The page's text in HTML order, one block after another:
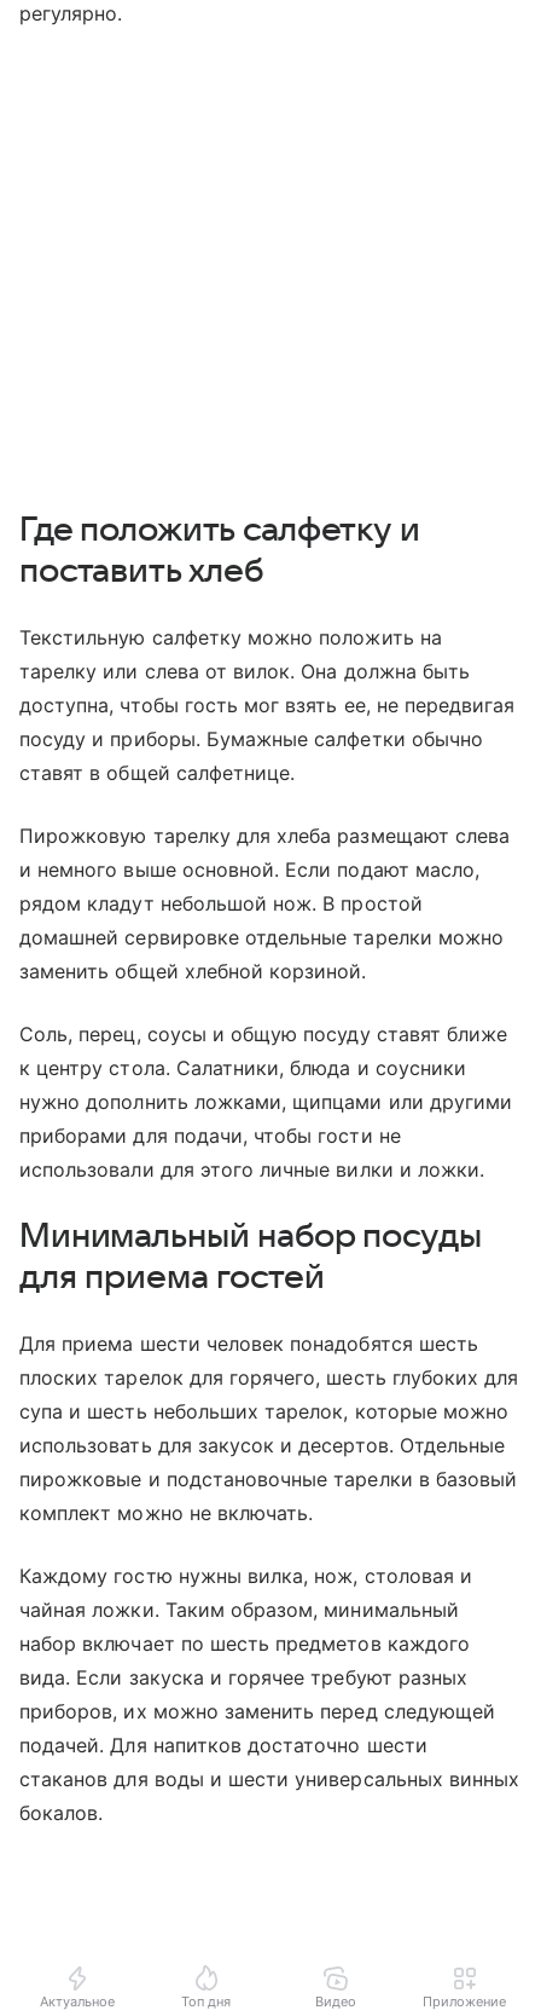
регулярно.
Где положить салфетку и
поставить хлеб
Текстильную салфетку можно положить на
тарелку или слева от вилок. Она должна быть
доступна, чтобы гость мог взять ее, не передвигая
посуду и приборы. Бумажные салфетки обычно
ставят в общей салфетнице.
Пирожковую тарелку для хлеба размещают слева
и немного выше основной. Если подают масло,
рядом кладут небольшой нож. В простой
домашней сервировке отдельные тарелки можно
заменить общей хлебной корзиной.
Соль, перец, соусы и общую посуду ставят ближе
к центру стола. Салатники, блюда и соусники
нужно дополнить ложками, щипцами или другими
приборами для подачи, чтобы гости не
использовали для этого личные вилки и ложки.
Минимальный набор посуды
для приема гостей
Для приема шести человек понадобятся шесть
плоских тарелок для горячего, шесть глубоких для
супа и шесть небольших тарелок, которые можно
использовать для закусок и десертов. Отдельные
пирожковые и подстановочные тарелки в базовый
комплект можно не включать.
Каждому гостю нужны вилка, нож, столовая и
чайная ложки. Таким образом, минимальный
набор включает по шесть предметов каждого
вида. Если закуска и горячее требуют разных
приборов, их можно заменить перед следующей
подачей. Для напитков достаточно шести
стаканов для воды и шести универсальных винных
бокалов.
Актуальное Топ дня Видео Приложение